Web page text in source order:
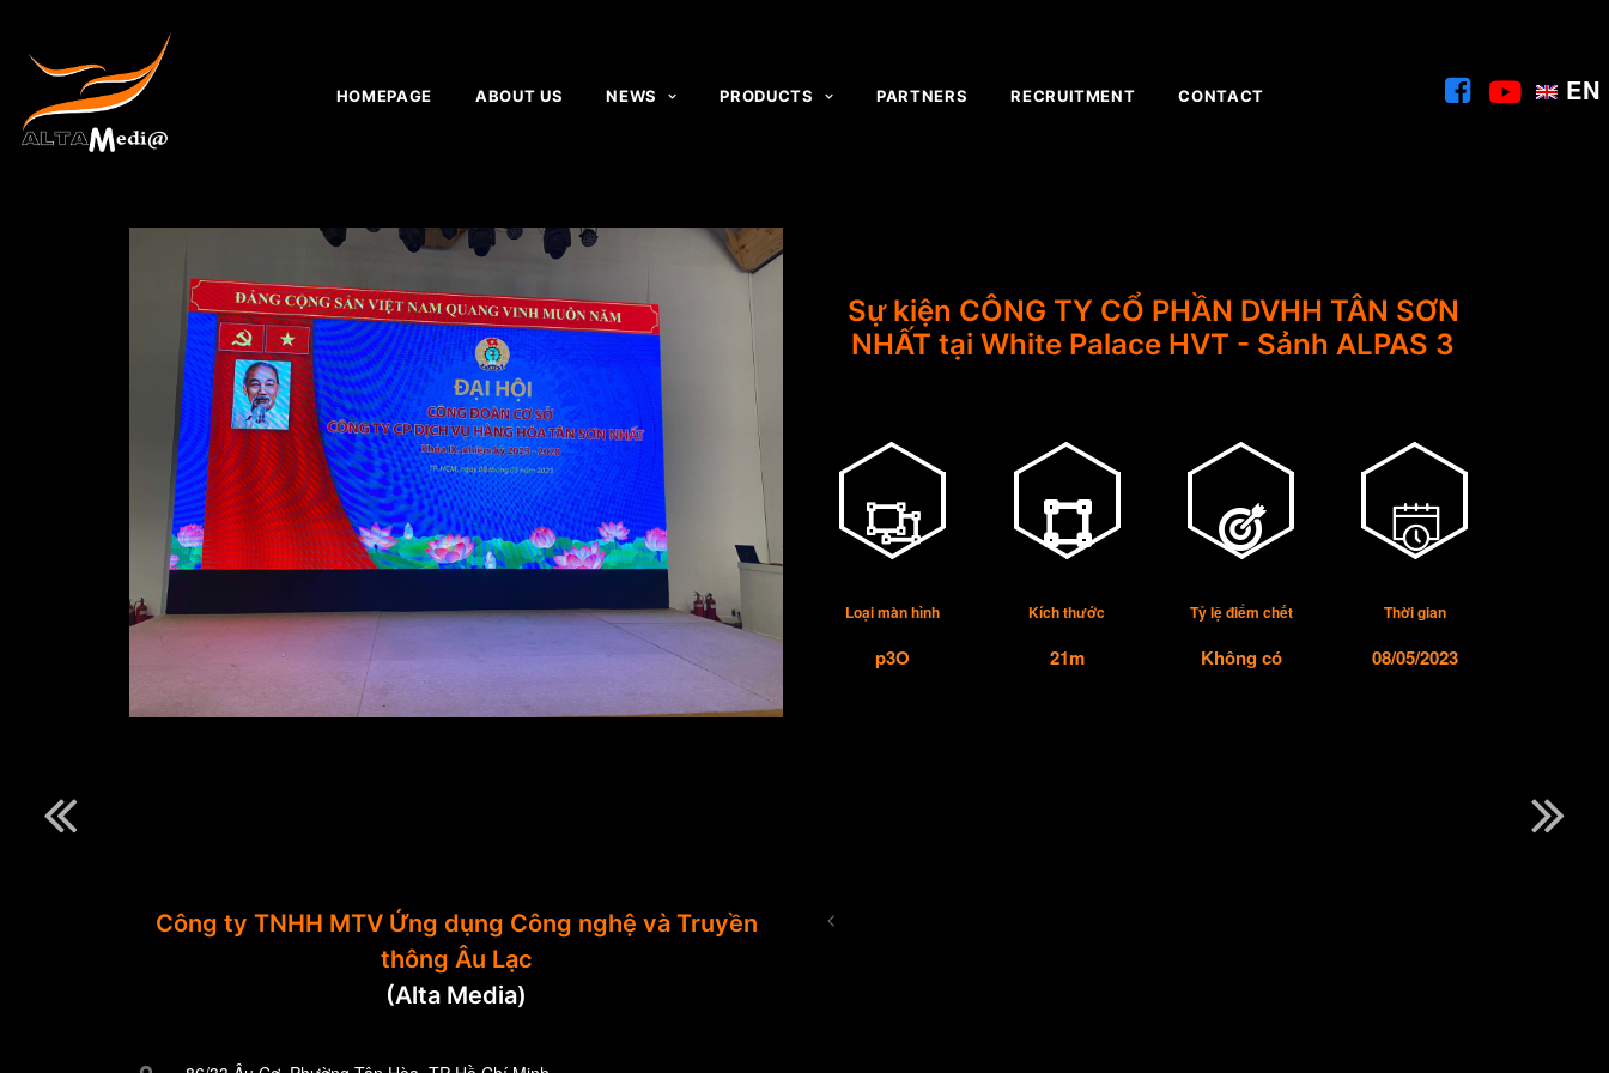
HOMEPAGE ABOUT US NEWS PRODUCTS PARTNERS RECRUITMENT CONTACT EN
Sự kiện CÔNG TY CỔ PHẦN DVHH TÂN SƠN
NHẤT tại White Palace HVT - Sảnh ALPAS 3
Loại màn hình
p3O
Kích thước
21m
Tỷ lệ điểm chết
Không có
Thời gian
08/05/2023
Công ty TNHH MTV Ứng dụng Công nghệ và Truyền
thông Âu Lạc
(Alta Media)
<